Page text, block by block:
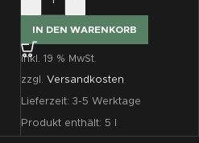
IN DEN WARENKORB
inkl. 19 % MwSt.
zzgl. Versandkosten
Lieferzeit: 3-5 Werktage
Produkt enthält: 5